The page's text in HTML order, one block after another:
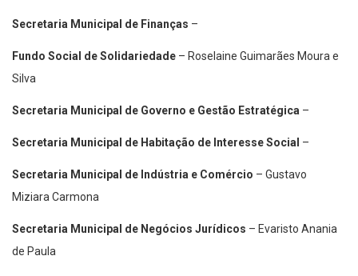
Secretaria Municipal de Finanças –
Fundo Social de Solidariedade – Roselaine Guimarães Moura e
Silva
Secretaria Municipal de Governo e Gestão Estratégica –
Secretaria Municipal de Habitação de Interesse Social –
Secretaria Municipal de Indústria e Comércio – Gustavo
Miziara Carmona
Secretaria Municipal de Negócios Jurídicos – Evaristo Anania
de Paula